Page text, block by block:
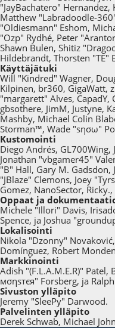
"JayBachatero"
Matthew "Labradoodle-
"Oldiesmann" Eshom,
"Ozp" Rydhé, Peter
Shawn Bulen, Shitiz
Hildebrandt, Thorsten "TE"
Käyttäjätuki
Will "Kindred" Wagner,
Kilpinen, br360, GigaWatt,
"margarett" Alves, CapadY,
gbsothere, JimM, Justyne,
Mashby, Michael Colin
Storman™, Wade "sησω"
Kustomointi
Diego Andrés,
Jonathan "vbgamer45"
"B" Hall, Gary M. Gadsdon,
"JBlaze" Clemons, Joey
Gomez, NanoSector,
Oppaat ja
Michele "Illori" Davis,
Spence, ja Joshua
Lokalisointi
Nikola "Dzonny"
Domínguez, Robert
Markkinointi
Adish "(F.L.A.M.E.R)" Patel,
мσηѕтєя" Forsberg, ja
Sivuston ylläpito
Jeremy "SleePy" Darwood.
Palvelinten ylläpito
Derek Schwab, Michael